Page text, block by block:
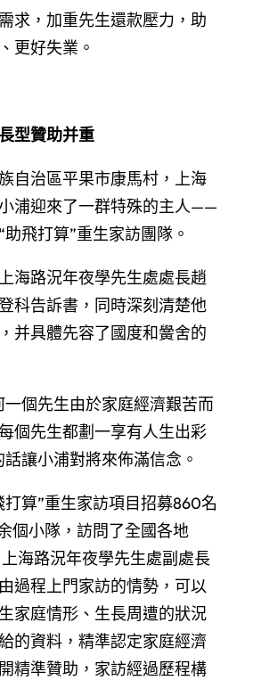
求，加重先生還款壓力，助
更好失業。
型贊助并重
自治區平果市康馬村，上海
浦迎來了一群特殊的主人——
飛打算”重生家訪團隊。
海路況年夜學先生處處長趙
科告訴書，同時深刻清楚他
并具體先容了國度和黌舍的
一個先生由於家庭經濟艱苦而
個先生都劃一享有人生出彩
讓小浦對將來佈滿信念。
算”重生家訪項目招募860名
個小隊，訪問了全國各地
海路況年夜學先生處副處長
過程上門家訪的情勢，可以
家庭情形、生長周遭的狀況
的資料，精準認定家庭經濟
精準贊助，家訪經過歷程構